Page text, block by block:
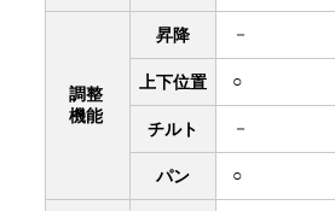
調整
機能
昇降 －
上下位置 ○
チルト －
パン ○